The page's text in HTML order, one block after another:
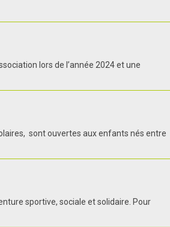
lors de l’année 2024 et une
sont ouvertes aux enfants nés entre
sportive, sociale et solidaire. Pour